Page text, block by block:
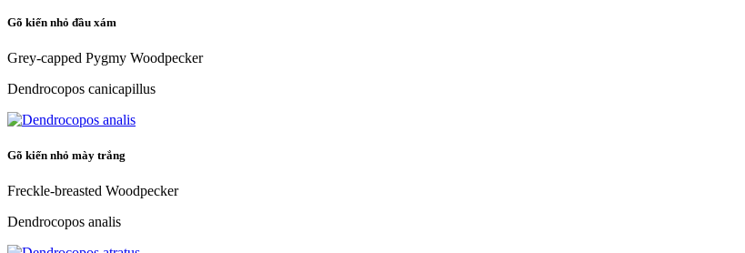
Gõ kiến nhỏ đầu xám
Grey-capped Pygmy Woodpecker
Dendrocopos canicapillus
Gõ kiến nhỏ mày trắng
Freckle-breasted Woodpecker
Dendrocopos analis